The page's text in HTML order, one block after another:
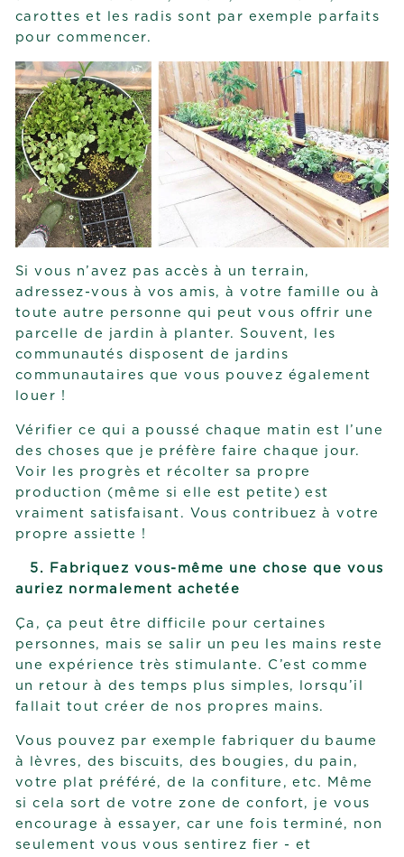
carottes et les radis sont par exemple parfaits
pour commencer.
Si vous n’avez pas accès à un terrain,
adressez-vous à vos amis, à votre famille ou à
toute autre personne qui peut vous offrir une
parcelle de jardin à planter. Souvent, les
communautés disposent de jardins
communautaires que vous pouvez également
louer !
Vérifier ce qui a poussé chaque matin est l’une
des choses que je préfère faire chaque jour.
Voir les progrès et récolter sa propre
production (même si elle est petite) est
vraiment satisfaisant. Vous contribuez à votre
propre assiette !
5. Fabriquez vous-même une chose que vous
auriez normalement achetée
Ça, ça peut être difficile pour certaines
personnes, mais se salir un peu les mains reste
une expérience très stimulante. C’est comme
un retour à des temps plus simples, lorsqu’il
fallait tout créer de nos propres mains.
Vous pouvez par exemple fabriquer du baume
à lèvres, des biscuits, des bougies, du pain,
votre plat préféré, de la confiture, etc. Même
si cela sort de votre zone de confort, je vous
encourage à essayer, car une fois terminé, non
seulement vous vous sentirez fier - et